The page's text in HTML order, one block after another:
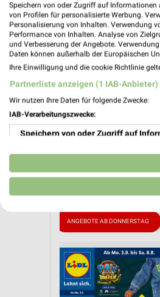
ANGEBOTE AB DONNERSTAG
Speichern von oder Zugriff auf Informationen
von Profilen für personalisierte Werbung.
Personalisierung von Inhalten. Verwendung
Performance von Inhalten. Analyse von
und Verbesserung der Angebote.
Daten können außerhalb der Europäischen
Ihre Einwilligung und die cookie Richtlinie
Partnerliste anzeigen (1 IAB-Anbieter)
Wir nutzen Ihre Daten für folgende Zwecke:
IAB-Verarbeitungszwecke:
Speichern von oder Zugriff auf
Verwendung reduzierter Daten zur
Erstellung von Profilen für
Erstellung von Profilen zur
Verwendung von Profilen zur
Messung der Werbeleistung